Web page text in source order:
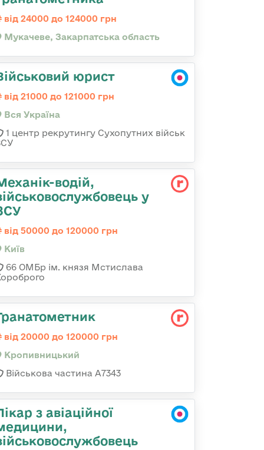
від 24000 до 124000 грн
Мукачеве, Закарпатська область
юрист
від 21000 до 121000 грн
Вся Україна
1 центр рекрутингу Сухопутних військ
водій,
у
від 50000 до 120000 грн
Київ
66 ОМБр ім. князя Мстислава
від 20000 до 120000 грн
Кропивницький
Військова частина А7343
з авіаційної